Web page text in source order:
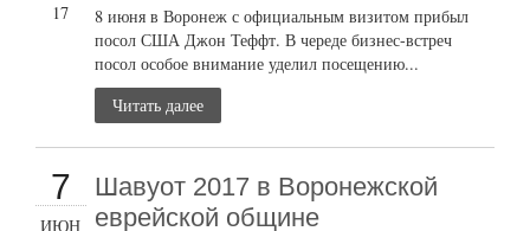
17
8 июня в Воронеж с официальным визитом прибыл
посол США Джон Теффт. В череде бизнес-встреч
посол особое внимание уделил посещению...
Читать далее
7
ИЮН
Шавуот 2017 в Воронежской
еврейской общине